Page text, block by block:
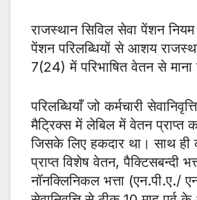
राजस्थान सिविल सेवा पेंशन
पेंशन परिलब्धियों से आशय
7(24) में परिभाषित वेतन से माना
परिलब्धियाँ जो कर्मचारी
मैट्रिक्स में लेबिल में वेतन प्राप्त
जिसके लिए हकदार था। साथ ही
प्राप्त विशेष वेतन, पैक्टिसबन्दी
नॉनक्लिनिकल भत्ता (एन.पी.ए./